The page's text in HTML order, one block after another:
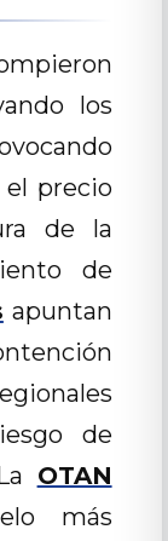
los
el precio
de la
de
apuntan
de
OTAN
más